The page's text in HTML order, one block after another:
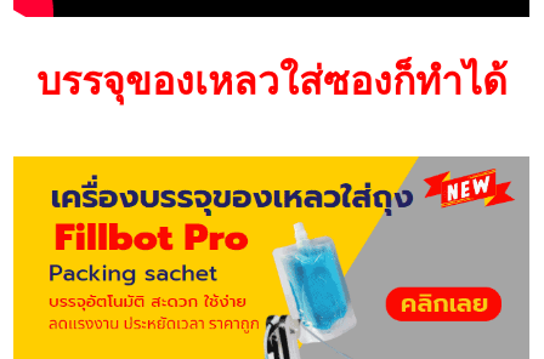
บรรจุของเหลวใส่ซองก็ทำได้